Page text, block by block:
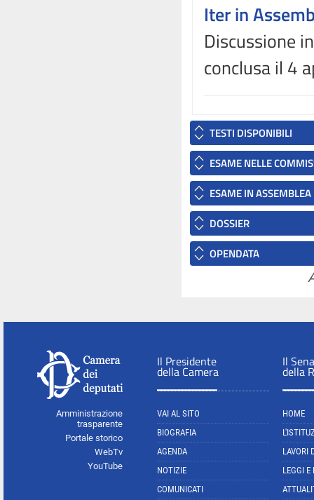
Iter in
Discussione
conclusa il 4
TESTI DISPONIBILI
ESAME NELLE
ESAME IN ASSEMBLEA
DOSSIER
OPENDATA
Amministrazione
trasparente
Portale storico
WebTv
YouTube
Il Presidente
della Camera
VAI AL SITO
BIOGRAFIA
AGENDA
NOTIZIE
COMUNICATI
Il
della
HOME
LAVORI
LEGGI E